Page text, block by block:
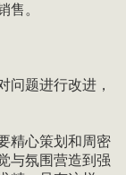
售。
问题进行改进，
精心策划和周密
与氛围营造到强